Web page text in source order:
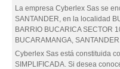
La empresa Cyberlex Sas se
SANTANDER, en la localidad
BARRIO BUCARICA SECTOR
BUCARAMANGA,
Cyberlex Sas está constituida
SIMPLIFICADA. Si desea